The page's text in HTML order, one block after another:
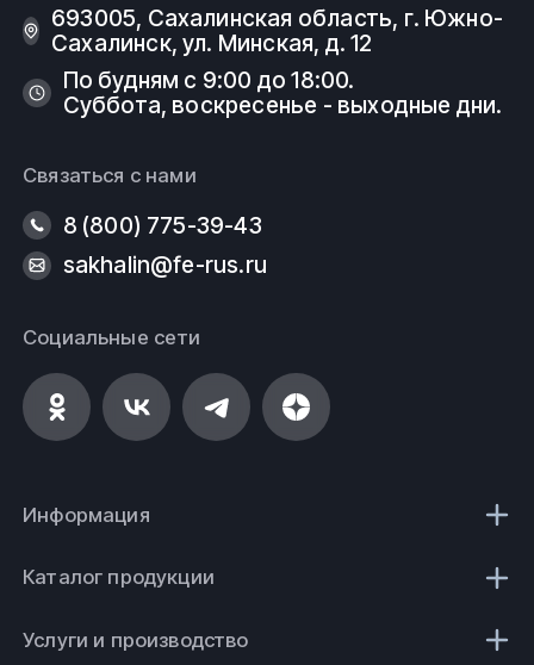
693005, Сахалинская область, г. Южно-
Сахалинск, ул. Минская, д. 12
По будням с 9:00 до 18:00.
Суббота, воскресенье - выходные дни.
Связаться с нами
8 (800) 775-39-43
sakhalin@fe-rus.ru
Социальные сети
Информация
Каталог продукции
Услуги и производство